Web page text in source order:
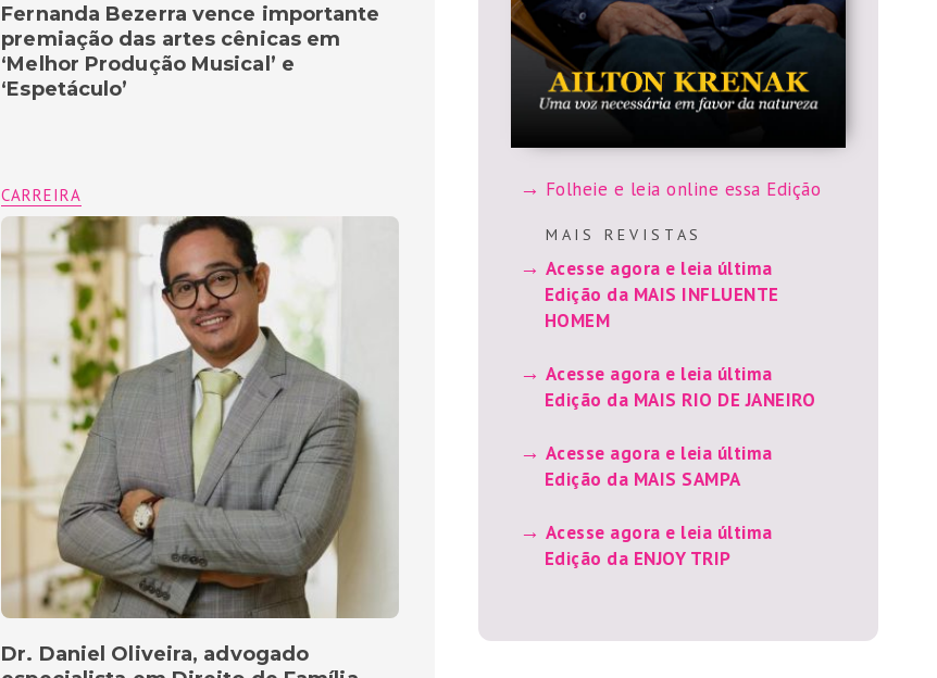
Fernanda Bezerra vence importante
premiação das artes cênicas em
‘Melhor Produção Musical’ e
‘Espetáculo’
CARREIRA
Dr. Daniel Oliveira, advogado
Folheie e leia online essa Edição
M A I S R E V I S T A S
Acesse agora e leia última
Edição da MAIS INFLUENTE
HOMEM
Acesse agora e leia última
Edição da MAIS RIO DE JANEIRO
Acesse agora e leia última
Edição da MAIS SAMPA
Acesse agora e leia última
Edição da ENJOY TRIP